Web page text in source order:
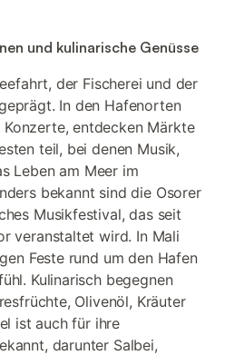
und kulinarische Genüsse
der Fischerei und der
In den Hafenorten
entdecken Märkte
teil, bei denen Musik,
Leben am Meer im
bekannt sind die Osorer
Musikfestival, das seit
veranstaltet wird. In Mali
Feste rund um den Hafen
Kulinarisch begegnen
Olivenöl, Kräuter
ist auch für ihre
darunter Salbei,